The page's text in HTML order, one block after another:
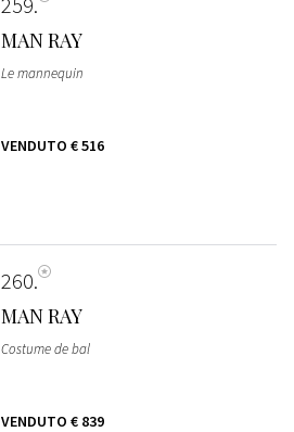
MAN RAY
Le mannequin
VENDUTO € 516
260
MAN RAY
Costume de bal
VENDUTO € 839